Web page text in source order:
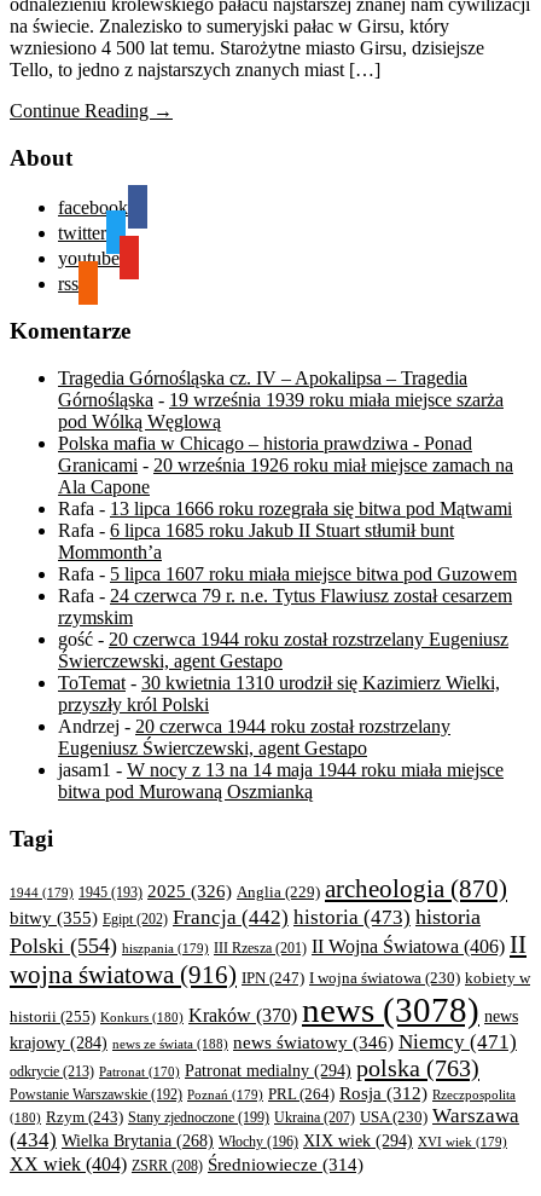
odnalezieniu królewskiego pałacu najstarszej znanej nam cywilizacji
na świecie. Znalezisko to sumeryjski pałac w Girsu, który
wzniesiono 4 500 lat temu. Starożytne miasto Girsu, dzisiejsze
Tello, to jedno z najstarszych znanych miast […]
Continue Reading →
About
facebook
twitter
youtube
rss
Komentarze
Tragedia Górnośląska cz. IV – Apokalipsa – Tragedia
Górnośląska - 19 września 1939 roku miała miejsce szarża
pod Wólką Węglową
Polska mafia w Chicago – historia prawdziwa - Ponad
Granicami - 20 września 1926 roku miał miejsce zamach na
Ala Capone
Rafa - 13 lipca 1666 roku rozegrała się bitwa pod Mątwami
Rafa - 6 lipca 1685 roku Jakub II Stuart stłumił bunt
Mommonth’a
Rafa - 5 lipca 1607 roku miała miejsce bitwa pod Guzowem
Rafa - 24 czerwca 79 r. n.e. Tytus Flawiusz został cesarzem
rzymskim
gość - 20 czerwca 1944 roku został rozstrzelany Eugeniusz
Świerczewski, agent Gestapo
ToTemat - 30 kwietnia 1310 urodził się Kazimierz Wielki,
przyszły król Polski
Andrzej - 20 czerwca 1944 roku został rozstrzelany
Eugeniusz Świerczewski, agent Gestapo
jasam1 - W nocy z 13 na 14 maja 1944 roku miała miejsce
bitwa pod Murowaną Oszmianką
Tagi
1944 (179) 1945 (193) 2025 (326) Anglia (229) archeologia (870)
bitwy (355) Egipt(202) Francja (442) historia (473) historia
Polski (554) hiszpania (179) III Rzesza (201) II Wojna Światowa (406) II
wojna światowa (916) IPN (247) I wojna światowa (230) kobiety w
historii (255) Konkurs (180) Kraków (370) news (3078) news
krajowy (284) news ze świata (188) news światowy (346) Niemcy (471)
odkrycie (213) Patronat (170) Patronat medialny (294) polska (763)
Powstanie Warszawskie (192) Poznań (179) PRL(264) Rosja (312) Rzeczpospolita
(180) Rzym (243) Stany zjednoczone (199) Ukraina (207) USA(230) Warszawa
(434) Wielka Brytania (268) Włochy (196) XIX wiek (294) XVI wiek (179)
XX wiek (404) ZSRR (208) Średniowiecze (314)